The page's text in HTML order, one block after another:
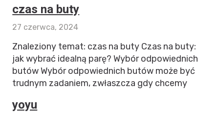
czas na buty
27 czerwca, 2024
Znaleziony temat: czas na buty Czas na buty:
jak wybrać idealną parę? Wybór odpowiednich
butów Wybór odpowiednich butów może być
trudnym zadaniem, zwłaszcza gdy chcemy
yoyu